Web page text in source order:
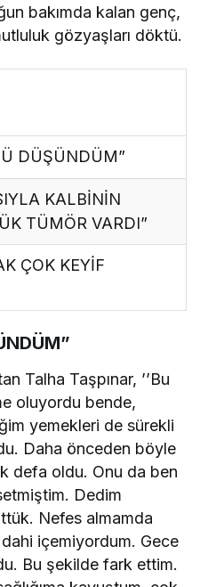
bakımda kalan genç,
gözyaşları döktü.
DÜŞÜNDÜM”
KALBİNİN
TÜMÖR VARDI”
ÇOK KEYİF
Talha Taşpınar, ’’Bu
oluyordu bende,
yemekleri de sürekli
Daha önceden böyle
defa oldu. Onu da ben
Dedim
Nefes almamda
içemiyordum. Gece
Bu şekilde fark ettim.